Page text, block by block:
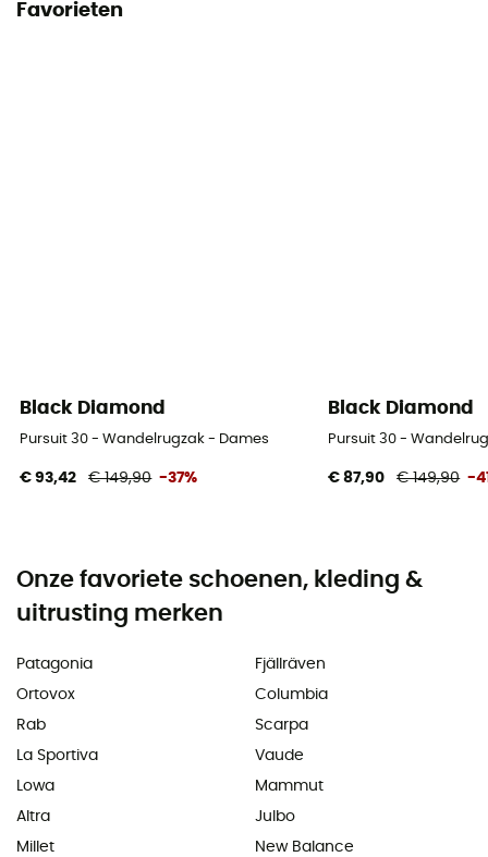
Favorieten
Black Diamond
Pursuit 30 - Wandelrugzak - Dames
€ 93,42 € 149,90 -37%
Black Diamond
Pursuit 30 -
€ 87,90 € 149,90 -
Onze favoriete schoenen, kleding &
uitrusting merken
Patagonia
Ortovox
Rab
La Sportiva
Lowa
Altra
Millet
Fjällräven
Columbia
Scarpa
Vaude
Mammut
Julbo
New Balance